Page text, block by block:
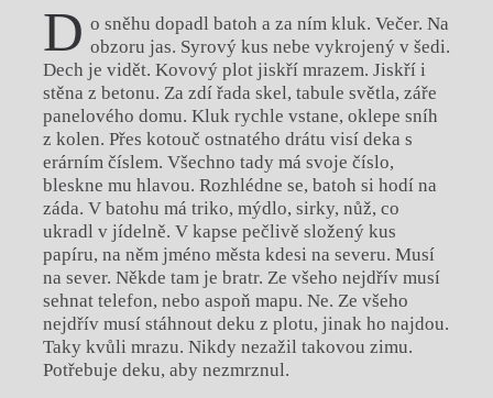
D o sněhu dopadl batoh a za ním kluk. Večer. Na
obzoru jas. Syrový kus nebe vykrojený v šedi.
Dech je vidět. Kovový plot jiskří mrazem. Jiskří i
stěna z betonu. Za zdí řada skel, tabule světla, záře
panelového domu. Kluk rychle vstane, oklepe sníh
z kolen. Přes kotouč ostnatého drátu visí deka s
erárním číslem. Všechno tady má svoje číslo,
bleskne mu hlavou. Rozhlédne se, batoh si hodí na
záda. V batohu má triko, mýdlo, sirky, nůž, co
ukradl v jídelně. V kapse pečlivě složený kus
papíru, na něm jméno města kdesi na severu. Musí
na sever. Někde tam je bratr. Ze všeho nejdřív musí
sehnat telefon, nebo aspoň mapu. Ne. Ze všeho
nejdřív musí stáhnout deku z plotu, jinak ho najdou.
Taky kvůli mrazu. Nikdy nezažil takovou zimu.
Potřebuje deku, aby nezmrznul.